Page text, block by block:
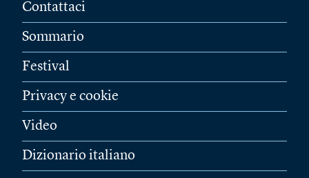
Contattaci
Sommario
Festival
Privacy e cookie
Video
Dizionario italiano